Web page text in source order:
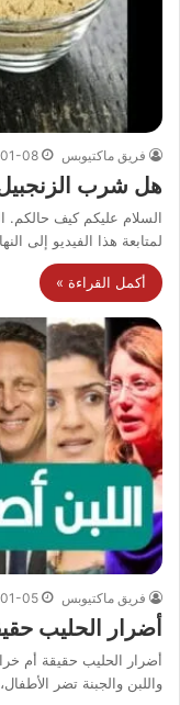
فريق ماكتيوبس 08
هل شرب الزنجبيل
السلام عليكم كيف حالكم.
لمتابعة هذا الفيديو إلى
أكمل القراءة »
فريق ماكتيوبس 05
أضرار الحليب
أضرار الحليب حقيقة أم
واللبن والجبنة تضر